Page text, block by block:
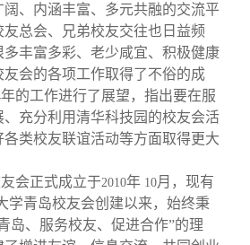
、内涵丰富、多元共融的交流平
总会、兄弟校友交往也日益频
丰富多彩、老少咸宜、积极健康
会的各项工作取得了不俗的成
年的工作进行了展望，指出要在服
充分利用清华科技园的校友会活
类校友联谊活动等方面取得更大
会正式成立于2010年 10月，现有
学青岛校友会创建以来，始终秉
岛、服务校友、促进合作”的理